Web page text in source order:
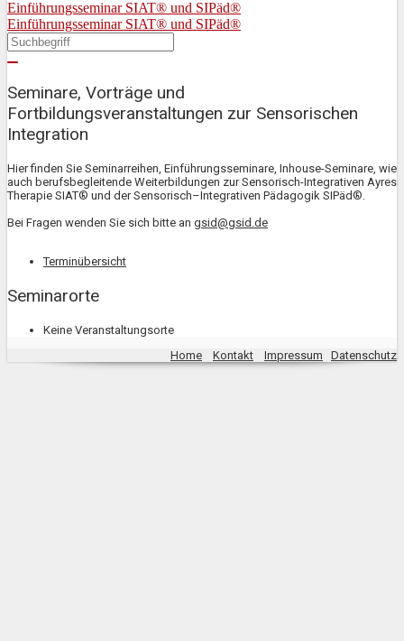
Einführungsseminar SIAT® und SIPäd®
Einführungsseminar SIAT® und SIPäd®
Seminare, Vorträge und
Fortbildungsveranstaltungen zur Sensorischen
Integration
Hier finden Sie Seminarreihen, Einführungsseminare, Inhouse-Seminare, wie
auch berufsbegleitende Weiterbildungen zur Sensorisch-Integrativen Ayres
Therapie SIAT® und der Sensorisch–Integrativen Pädagogik SIPäd®.
Bei Fragen wenden Sie sich bitte an gsid@gsid.de
Terminübersicht
Seminarorte
Keine Veranstaltungsorte
Home
Kontakt Impressum Datenschutz